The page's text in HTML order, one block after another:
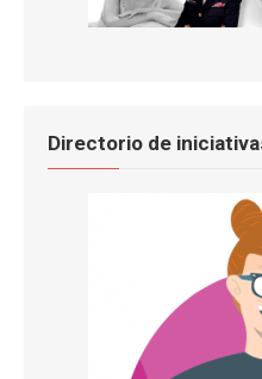
Directorio de